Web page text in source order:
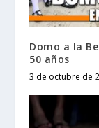
Domo a la
50 años
3 de octubre de